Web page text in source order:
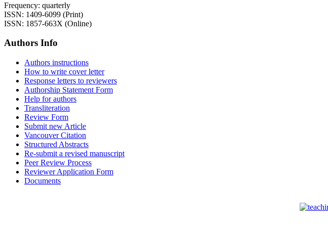
Frequency: quarterly
ISSN: 1409-6099 (Print)
ISSN: 1857-663X (Online)
Authors Info
Authors instructions
How to write cover letter
Response letters to reviewers
Authorship Statement Form
Help for authors
Transliteration
Review Form
Submit new Article
Vancouver Citation
Structured Abstracts
Re-submit a revised manuscript
Peer Review Process
Reviewer Application Form
Documents